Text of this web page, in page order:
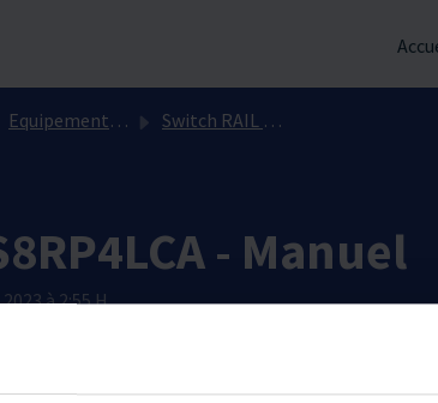
Equipements Réseaux Switch RAIL DIN - INDUSTRIEL
- Manuel
à 2:55 H